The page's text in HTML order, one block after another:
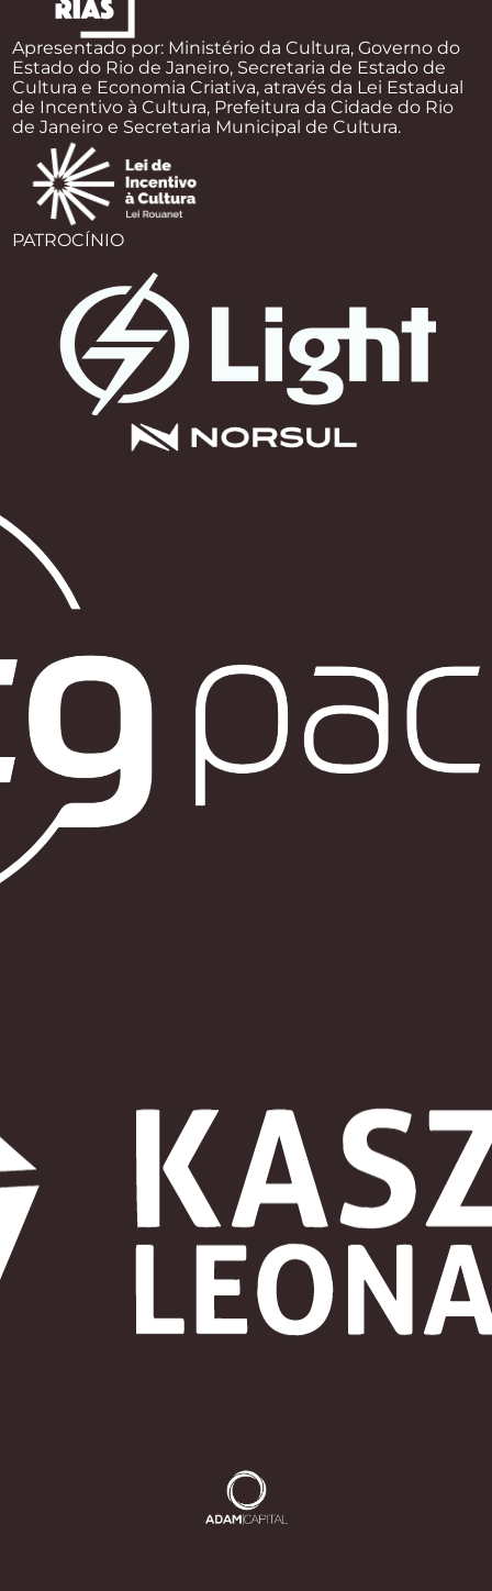
Apresentado por: Ministério da Cultura, Governo do
Estado do Rio de Janeiro, Secretaria de Estado de
Cultura e Economia Criativa, através da Lei Estadual
de Incentivo à Cultura, Prefeitura da Cidade do Rio
de Janeiro e Secretaria Municipal de Cultura.
PATROCÍNIO